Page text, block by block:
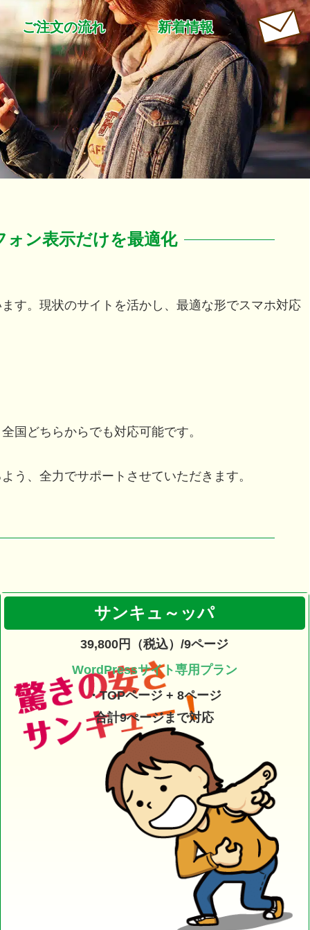
ご注文の流れ 新着情報
ォン表示だけを最適化
す。現状のサイトを活かし、最適な形でスマホ対応
国どちらからでも対応可能です。
う、全力でサポートさせていただきます。
サンキュ～ッパ
39,800円（税込）/9ページ
WordPressサイト専用プラン
・TOPページ + 8ページ
合計9ぺージまで対応